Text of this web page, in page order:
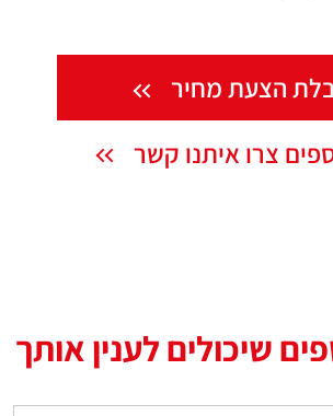
הצעת מחיר
צרו איתנו קשר
שיכולים לענין אותך